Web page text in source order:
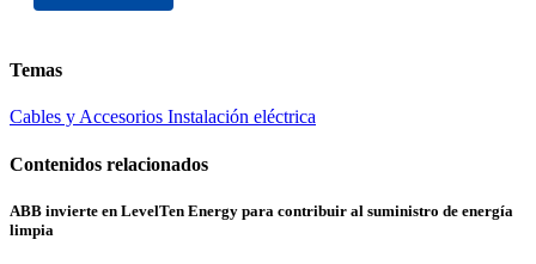
Temas
Cables y Accesorios Instalación eléctrica
Contenidos relacionados
ABB invierte en LevelTen Energy para contribuir al suministro de energía
limpia